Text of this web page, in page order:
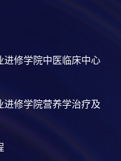
进修学院中医临床中心
进修学院营养学治疗及